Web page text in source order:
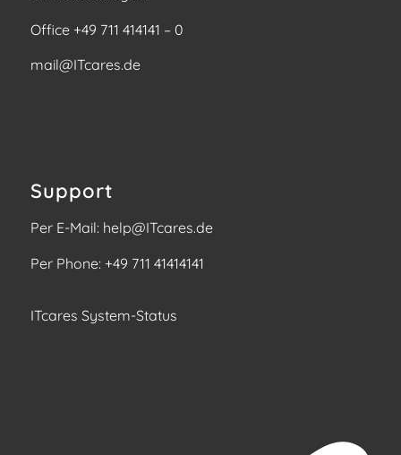
Office +49 711 414141 – 0
mail@ITcares.de
Support
Per E-Mail: help@ITcares.de
Per Phone: +49 711 41414141
ITcares System-Status